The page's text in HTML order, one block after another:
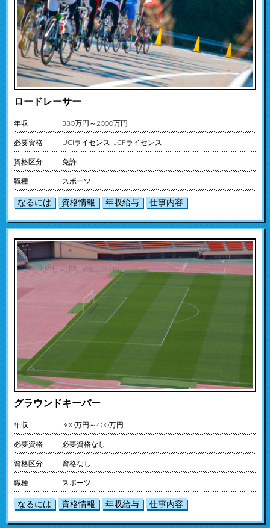
ロードレーサー
年収 380万円～2000万円
必要資格 UCIライセンス JCFライセンス
資格区分 免許
職種 スポーツ
なるには 資格情報 年収給与 仕事内容
グラウンドキーパー
年収 300万円～400万円
必要資格 必要資格なし
資格区分 資格なし
職種 スポーツ
なるには 資格情報 年収給与 仕事内容